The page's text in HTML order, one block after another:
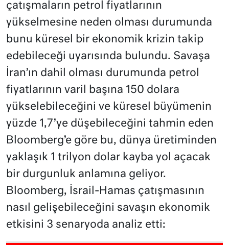
çatışmaların petrol fiyatlarının
yükselmesine neden olması durumunda
bunu küresel bir ekonomik krizin takip
edebileceği uyarısında bulundu. Savaşa
İran’ın dahil olması durumunda petrol
fiyatlarının varil başına 150 dolara
yükselebileceğini ve küresel büyümenin
yüzde 1,7’ye düşebileceğini tahmin eden
Bloomberg’e göre bu, dünya üretiminden
yaklaşık 1 trilyon dolar kayba yol açacak
bir durgunluk anlamına geliyor.
Bloomberg, İsrail-Hamas çatışmasının
nasıl gelişebileceğini savaşın ekonomik
etkisini 3 senaryoda analiz etti: